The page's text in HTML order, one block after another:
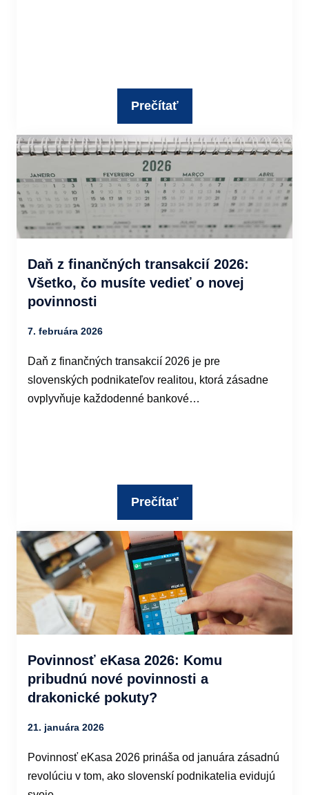
Prečítať
Daň z finančných transakcií 2026:
Všetko, čo musíte vedieť o novej
povinnosti
7. februára 2026
Daň z finančných transakcií 2026 je pre
slovenských podnikateľov realitou, ktorá zásadne
ovplyvňuje každodenné bankové…
Prečítať
Povinnosť eKasa 2026: Komu
pribudnú nové povinnosti a
drakonické pokuty?
21. januára 2026
Povinnosť eKasa 2026 prináša od januára zásadnú
revolúciu v tom, ako slovenskí podnikatelia evidujú